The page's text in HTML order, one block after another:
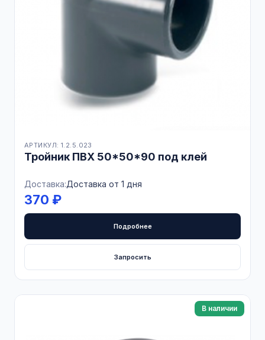
АРТИКУЛ: 1.2.5.023
Тройник ПВХ 50*50*90 под клей
Доставка:Доставка от 1 дня
370 ₽
Подробнее
Запросить
В наличии